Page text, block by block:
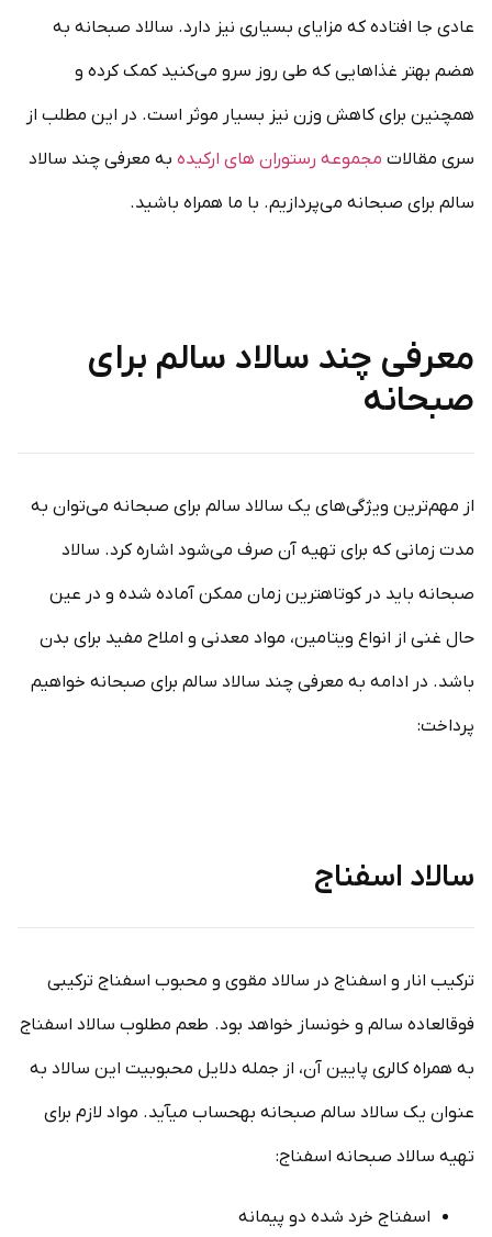
عادی جا افتاده که مزایای بسیاری نیز دارد. سالاد صبحانه به
هضم بهتر غذاهایی که طی روز سرو می‌کنید کمک کرده و
همچنین برای کاهش وزن نیز بسیار موثر است. در این مطلب از
سری مقالات مجموعه رستوران های ارکیده به معرفی چند سالاد
سالم برای صبحانه می‌پردازیم. با ما همراه باشید.
معرفی چند سالاد سالم برای
صبحانه
از مهم‌ترین ویژگی‌های یک سالاد سالم برای صبحانه می‌توان به
مدت زمانی که برای تهیه آن صرف می‌شود اشاره کرد. سالاد
صبحانه باید در کوتاهترین زمان ممکن آماده شده و در عین
حال غنی از انواع ویتامین، مواد معدنی و املاح مفید برای بدن
باشد. در ادامه به معرفی چند سالاد سالم برای صبحانه خواهیم
پرداخت:
سالاد اسفناج
ترکیب انار و اسفناج در سالاد مقوی و محبوب اسفناج ترکیبی
فوق­العاده سالم و خون­ساز خواهد بود. طعم مطلوب سالاد اسفناج
به همراه کالری پایین آن، از جمله دلایل محبوبیت این سالاد به
عنوان یک سالاد سالم صبحانه به­حساب می­آید. مواد لازم برای
تهیه سالاد صبحانه اسفناج:
اسفناج خرد شده دو پیمانه